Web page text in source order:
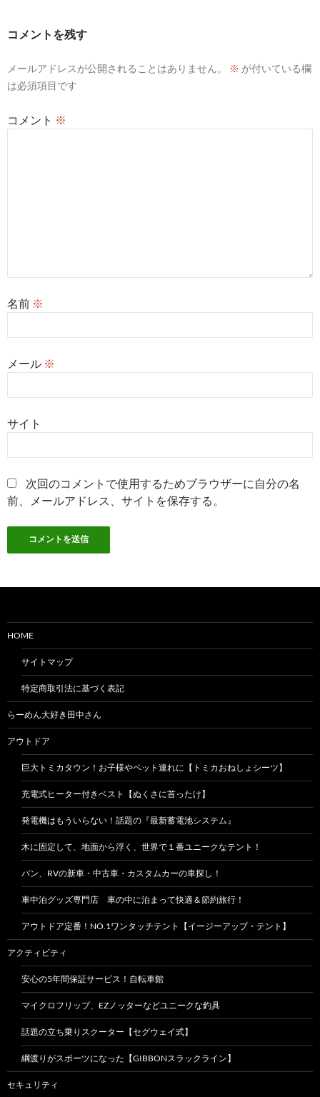
コメントを残す
メールアドレスが公開されることはありません。 ※ が付いている欄
は必須項目です
コメント ※
名前 ※
メール ※
サイト
次回のコメントで使用するためブラウザーに自分の名
前、メールアドレス、サイトを保存する。
HOME
サイトマップ
特定商取引法に基づく表記
らーめん大好き田中さん
アウトドア
巨大トミカタウン！お子様やペット連れに【トミカおねしょシーツ】
充電式ヒーター付きベスト【ぬくさに首ったけ】
発電機はもういらない！話題の『最新蓄電池システム』
木に固定して、地面から浮く、世界で１番ユニークなテント！
バン、RVの新車・中古車・カスタムカーの車探し！
車中泊グッズ専門店 車の中に泊まって快適＆節約旅行！
アウトドア定番！NO.1ワンタッチテント【イージーアップ・テント】
アクティビティ
安心の5年間保証サービス！自転車館
マイクロフリップ、EZノッターなどユニークな釣具
話題の立ち乗りスクーター【セグウェイ式】
綱渡りがスポーツになった【GIBBONスラックライン】
セキュリティ